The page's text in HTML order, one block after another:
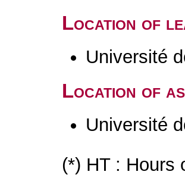
Location of
Université
Location of
Université
(*) HT : Hours